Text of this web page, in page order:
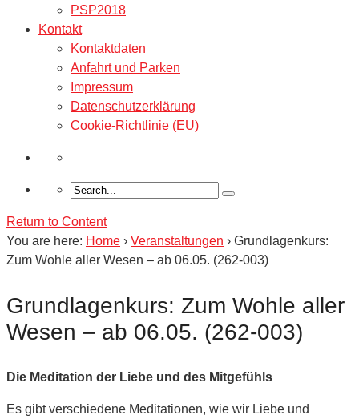
PSP2018
Kontakt
Kontaktdaten
Anfahrt und Parken
Impressum
Datenschutzerklärung
Cookie-Richtlinie (EU)
Return to Content
You are here: Home › Veranstaltungen › Grundlagenkurs:
Zum Wohle aller Wesen – ab 06.05. (262-003)
Grundlagenkurs: Zum Wohle aller
Wesen – ab 06.05. (262-003)
Die Meditation der Liebe und des Mitgefühls
Es gibt verschiedene Meditationen, wie wir Liebe und